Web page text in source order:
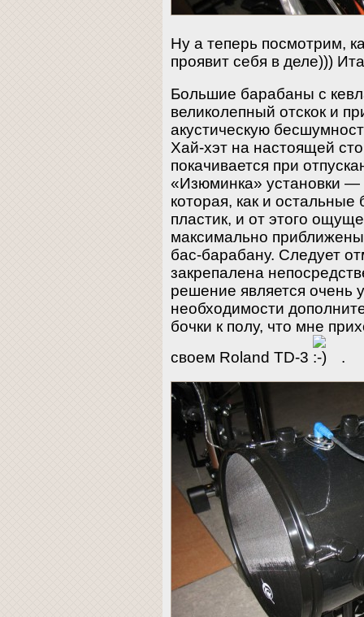
Ну а теперь посмотрим,
проявит себя в деле)))
Большие барабаны с
великолепный отскок и
акустическую
Хай-хэт на настоящей
покачивается при
«Изюминка» установки —
которая, как и
пластик, и от этого
максимально
бас-барабану. Следует
закрепалена
решение является очень
необходимости
бочки к полу, что мне
своем Roland TD-3
.